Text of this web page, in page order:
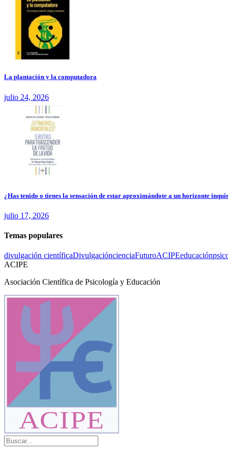
La plantación y la computadora
julio 24, 2026
¿Has tenido o tienes la sensación de estar aproximándote a un horizonte
julio 17, 2026
Temas populares
divulgación científicaDivulgacióncienciaFuturoACIPEeducación
ACIPE
Asociación Científica de Psicología y Educación
ACIPE